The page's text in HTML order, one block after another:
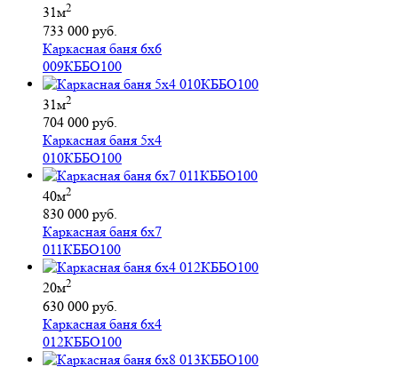
31м2
733 000 руб.
Каркасная баня 6х6
009КББО100
31м2
704 000 руб.
Каркасная баня 5х4
010КББО100
40м2
830 000 руб.
Каркасная баня 6х7
011КББО100
20м2
630 000 руб.
Каркасная баня 6х4
012КББО100